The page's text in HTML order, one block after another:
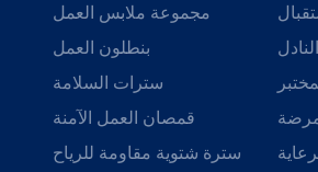
مجموعة ملابس العمل
بنطلون العمل
سترات السلامة
قمصان العمل الآمنة
سترة شتوية مقاومة للرياح